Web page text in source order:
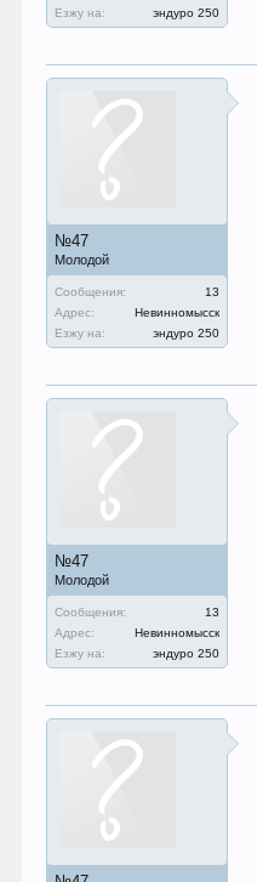
Езжу на:
эндуро 250
№47
Молодой
Сообщения:
13
Адрес:
Невинномысск
Езжу на:
эндуро 250
№47
Молодой
Сообщения:
13
Адрес:
Невинномысск
Езжу на:
эндуро 250